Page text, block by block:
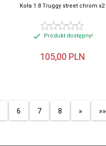
Koła 1:8 Truggy street chrom x2
Produkt dostępny!
105,00 PLN
6 7 8 » »»